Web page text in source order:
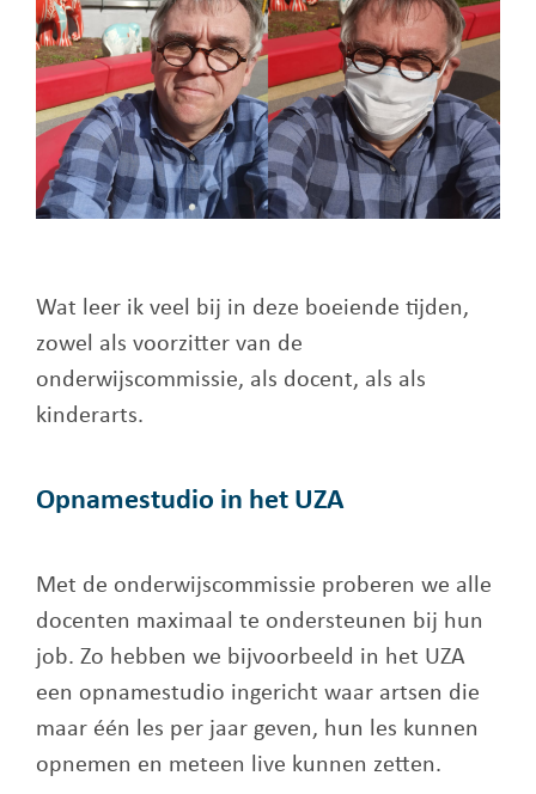
Wat leer ik veel bij in deze boeiende tijden,
zowel als voorzitter van de
onderwijscommissie, als docent, als als
kinderarts.
Opnamestudio in het UZA
Met de onderwijscommissie proberen we alle
docenten maximaal te ondersteunen bij hun
job. Zo hebben we bijvoorbeeld in het UZA
een opnamestudio ingericht waar artsen die
maar één les per jaar geven, hun les kunnen
opnemen en meteen live kunnen zetten.